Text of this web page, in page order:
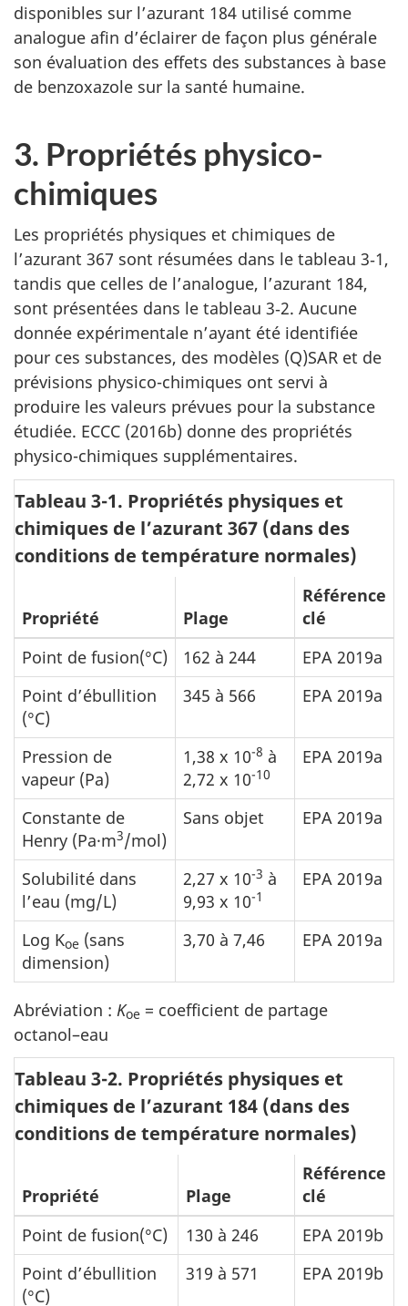
disponibles sur l’azurant 184 utilisé comme
analogue afin d’éclairer de façon plus générale
son évaluation des effets des substances à base
de benzoxazole sur la santé humaine.
3. Propriétés physico-
chimiques
Les propriétés physiques et chimiques de
l’azurant 367 sont résumées dans le tableau 3‑1,
tandis que celles de l’analogue, l’azurant 184,
sont présentées dans le tableau 3‑2. Aucune
donnée expérimentale n’ayant été identifiée
pour ces substances, des modèles (Q)SAR et de
prévisions physico-chimiques ont servi à
produire les valeurs prévues pour la substance
étudiée. ECCC (2016b) donne des propriétés
physico-chimiques supplémentaires.
Tableau 3-1. Propriétés physiques et
chimiques de l’azurant 367 (dans des
conditions de température normales)
Propriété Plage
Référence
clé
Point de fusion(°C)
162 à 244
EPA 2019a
Point d’ébullition
(°C)
345 à 566 EPA 2019a
Pression de
vapeur (Pa)
1,38 x 10-8 à
2,72 x 10-10
EPA 2019a
Constante de
Henry (Pa·m3/mol)
Sans objet EPA 2019a
Solubilité dans
l’eau (mg/L)
2,27 x 10-3 à
9,93 x 10-1
EPA 2019a
Log Koe (sans
dimension)
3,70 à 7,46 EPA 2019a
Abréviation : Koe = coefficient de partage
octanol–eau
Tableau 3-2. Propriétés physiques et
chimiques de l’azurant 184 (dans des
conditions de température normales)
Propriété Plage
Référence
clé
Point de fusion(°C)
130 à 246
EPA 2019b
Point d’ébullition
(°C)
319 à 571 EPA 2019b